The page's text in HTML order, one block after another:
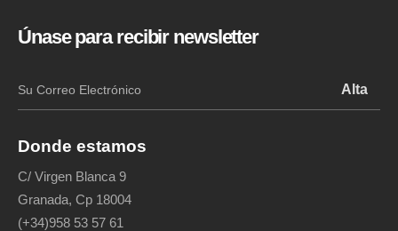
Únase para recibir newsletter
Donde estamos
C/ Virgen Blanca 9
Granada, Cp 18004
(+34)958 53 57 61